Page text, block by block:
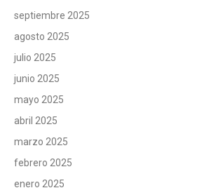
septiembre 2025
agosto 2025
julio 2025
junio 2025
mayo 2025
abril 2025
marzo 2025
febrero 2025
enero 2025